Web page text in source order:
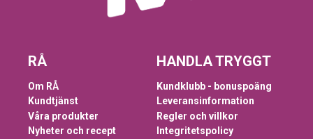
RÅ
Om RÅ
Kundtjänst
Våra produkter
Nyheter och recept
HANDLA TRYGGT
Kundklubb - bonuspoäng
Leveransinformation
Regler och villkor
Integritetspolicy